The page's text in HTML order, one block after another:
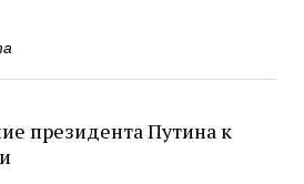
президента Путина к